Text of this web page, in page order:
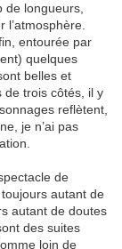
longueurs,
entourée par
quelques
belles et
de trois côtés, il y
reflètent,
je n’ai pas
de
autant de
autant de doutes
des suites
loin de